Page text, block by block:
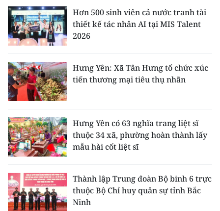
Hơn 500 sinh viên cả nước tranh tài
thiết kế tác nhân AI tại MIS Talent
2026
Hưng Yên: Xã Tân Hưng tổ chức xúc
tiến thương mại tiêu thụ nhãn
Hưng Yên có 63 nghĩa trang liệt sĩ
thuộc 34 xã, phường hoàn thành lấy
mẫu hài cốt liệt sĩ
Thành lập Trung đoàn Bộ binh 6 trực
thuộc Bộ Chỉ huy quân sự tỉnh Bắc
Ninh